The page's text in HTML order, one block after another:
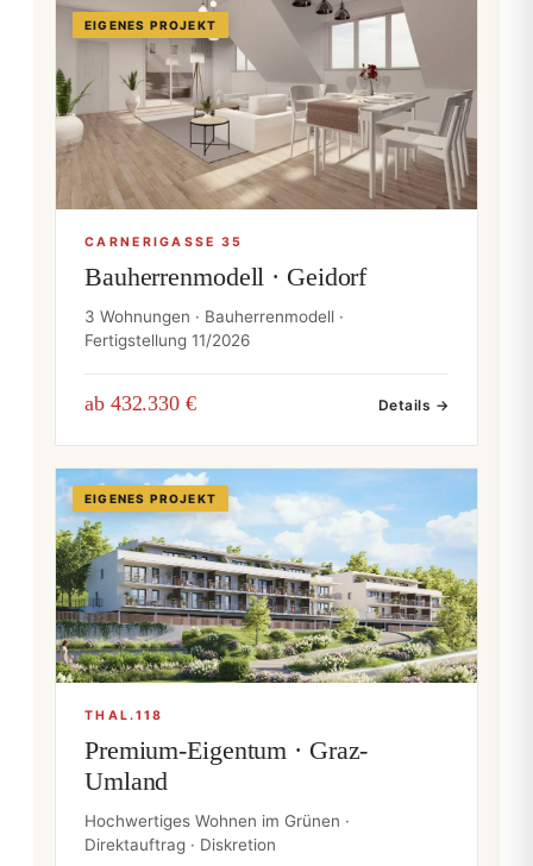
EIGENES PROJEKT
CARNERIGASSE 35
Bauherrenmodell · Geidorf
3 Wohnungen · Bauherrenmodell ·
Fertigstellung 11/2026
ab 432.330 € Details →
EIGENES PROJEKT
THAL.118
Premium-Eigentum · Graz-
Umland
Hochwertiges Wohnen im Grünen ·
Direktauftrag · Diskretion